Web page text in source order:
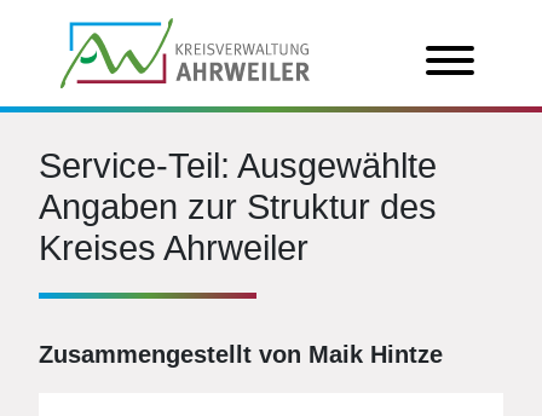
Service-Teil: Ausgewählte
Angaben zur Struktur des
Kreises Ahrweiler
Zusammengestellt von Maik Hintze